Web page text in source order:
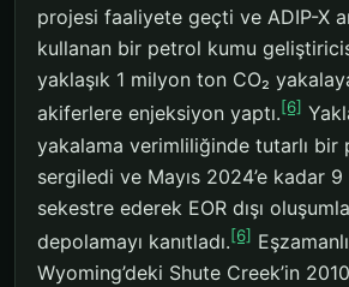
projesi faaliyete geçti ve ADIP-X
kullanan bir petrol kumu
yaklaşık 1 milyon ton CO₂
akiferlere enjeksiyon yaptı.[6]
yakalama verimliliğinde tutarlı bir
sergiledi ve Mayıs 2024’e kadar
sekestre ederek EOR dışı
depolamayı kanıtladı.[6]
Wyoming’deki Shute Creek’in